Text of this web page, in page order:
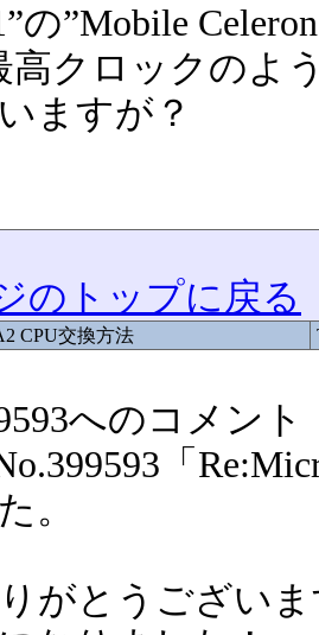
の”Mobile
高クロックのよ
ますが？
のトップに戻る
CPU交換方法
へのコメント
「
。
がとうござい